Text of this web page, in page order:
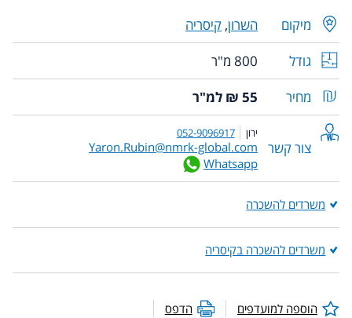
מיקום השרון, קיסריה
גודל
800 מ"ר
מחיר
55 ₪ למ"ר
צור קשר
ירון 052-9096917
Yaron.Rubin@nmrk-global.com
Whatsapp
משרדים להשכרה
משרדים להשכרה בקיסריה
הוספה למועדפים הדפס